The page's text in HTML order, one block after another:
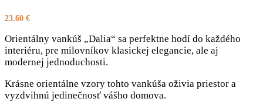
23.60 €
Orientálny vankúš „Dalia“ sa perfektne hodí do každého
interiéru, pre milovníkov klasickej elegancie, ale aj
modernej jednoduchosti.
Krásne orientálne vzory tohto vankúša oživia priestor a
vyzdvihnú jedinečnosť vášho domova.